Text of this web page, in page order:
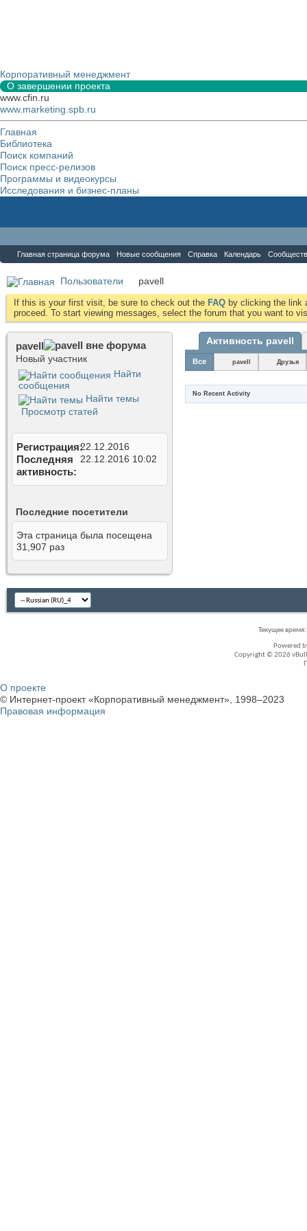
Корпоративный менеджмент
О завершении проекта
www.cfin.ru
www.marketing.spb.ru
Главная
Библиотека
Поиск компаний
Поиск пресс-релизов
Программы и видеокурсы
Исследования и бизнес-планы
Главная страница форума Новые сообщения Справка Календарь
Пользователи pavell
If this is your first visit, be sure to check out the FAQ by clicking the link
proceed. To start viewing messages, select the forum that you want to
pavell
Новый участник
Найти
сообщения
Найти темы
Просмотр статей
Регистрация22.12.2016
Последняя
активность
22.12.2016 10:02
Последние посетители
Эта страница была посещена
31,907 раз
Активность pavell
Все pavell Друзья
No Recent Activity
Текущее время:
Powered
Copyright © 2026
О проекте
© Интернет-проект «Корпоративный менеджмент», 1998–2023
Правовая информация